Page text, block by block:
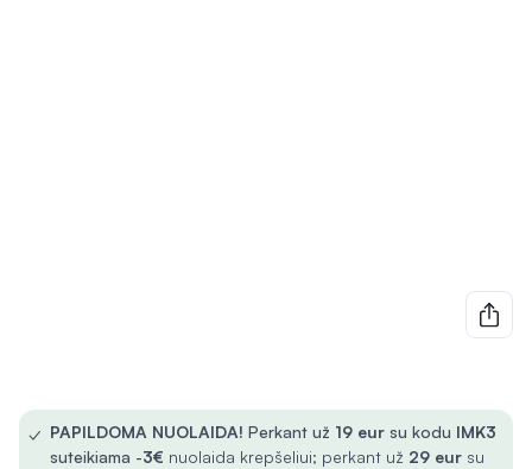
✓ PAPILDOMA NUOLAIDA! Perkant už 19 eur su kodu IMK3
suteikiama -3€ nuolaida krepšeliui; perkant už 29 eur su